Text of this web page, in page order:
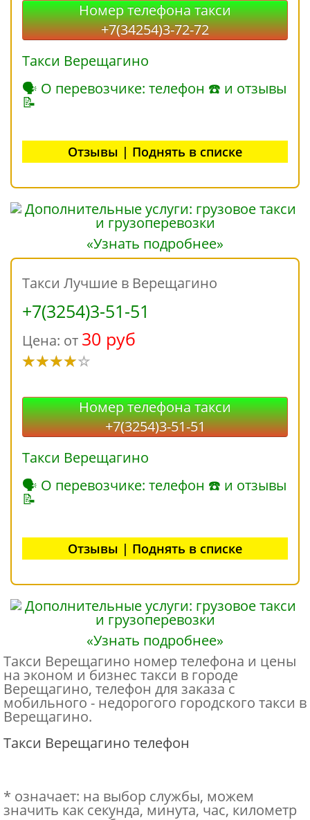
Номер телефона такси
+7(34254)3-72-72
Такси Верещагино
🗣 О перевозчике: телефон ☎ и отзывы
📝
Отзывы | Поднять в списке
«Узнать подробнее»
Такси Лучшие в Верещагино
+7(3254)3-51-51
Цена: от 30 руб
Номер телефона такси
+7(3254)3-51-51
Такси Верещагино
🗣 О перевозчике: телефон ☎ и отзывы
📝
Отзывы | Поднять в списке
«Узнать подробнее»
Такси Верещагино номер телефона и цены
на эконом и бизнес такси в городе
Верещагино, телефон для заказа с
мобильного - недорогого городского такси в
Верещагино.
Такси Верещагино телефон
* означает: на выбор службы, можем
значить как секунда, минута, час, километр